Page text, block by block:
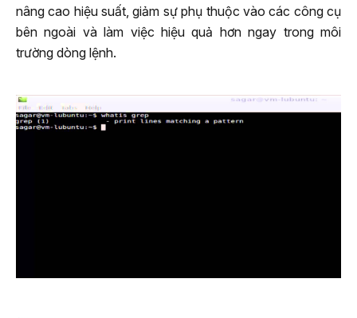
nâng cao hiệu suất, giảm sự phụ thuộc vào các công cụ
bên ngoài và làm việc hiệu quả hơn ngay trong môi
trường dòng lệnh.